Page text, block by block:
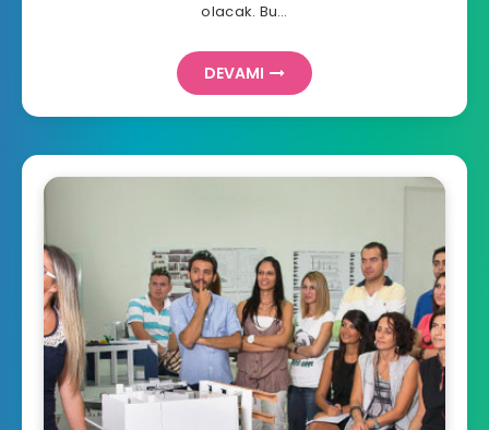
olacak. Bu…
DEVAMI